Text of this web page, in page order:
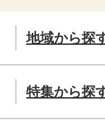
地域から探
特集から探